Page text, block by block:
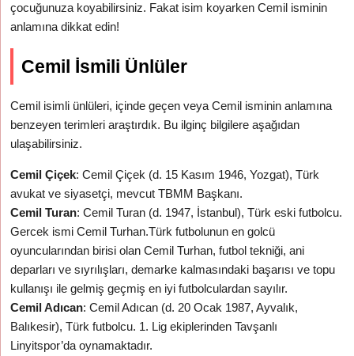
çocuğunuza koyabilirsiniz. Fakat isim koyarken Cemil isminin
anlamına dikkat edin!
Cemil İsmili Ünlüler
Cemil isimli ünlüleri, içinde geçen veya Cemil isminin anlamına
benzeyen terimleri araştırdık. Bu ilginç bilgilere aşağıdan
ulaşabilirsiniz.
Cemil Çiçek: Cemil Çiçek (d. 15 Kasım 1946, Yozgat), Türk
avukat ve siyasetçi, mevcut TBMM Başkanı.
Cemil Turan: Cemil Turan (d. 1947, İstanbul), Türk eski futbolcu.
Gercek ismi Cemil Turhan.Türk futbolunun en golcü
oyuncularından birisi olan Cemil Turhan, futbol tekniği, ani
deparları ve sıyrılışları, demarke kalmasındaki başarısı ve topu
kullanışı ile gelmiş geçmiş en iyi futbolculardan sayılır.
Cemil Adıcan: Cemil Adıcan (d. 20 Ocak 1987, Ayvalık,
Balıkesir), Türk futbolcu. 1. Lig ekiplerinden Tavşanlı
Linyitspor’da oynamaktadır.